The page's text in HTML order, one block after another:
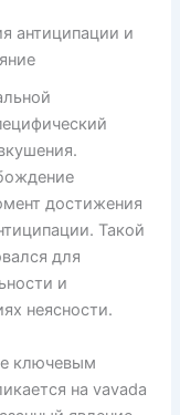
антиципации и
достижения
Такой
для
и
неясности.
ключевым
на vavada